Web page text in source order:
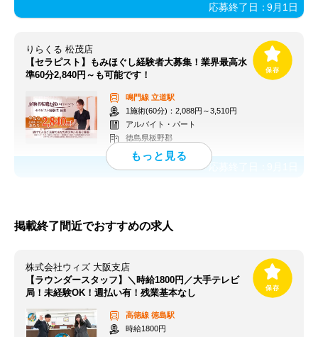
応募終了日：9月1日
りらくる 松茂店
【セラピスト】もみほぐし経験者大募集！業界最高水
準60分2,840円～も可能です！
鳴門線 立道駅
1施術(60分)：2,088円～3,510円
アルバイト・パート
徳島県板野郡
応募終了日：
掲載終了間近でおすすめの求人
株式会社ウィズ 大阪支店
【ラウンダースタッフ】＼時給1800円／大手テレビ
局！未経験OK！週払い有！残業基本なし
高徳線 徳島駅
時給1800円